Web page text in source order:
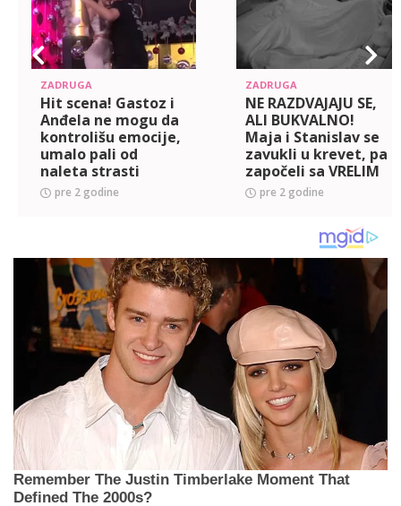
ZADRUGA
Hit scena! Gastoz i
Anđela ne mogu da
kontrolišu emocije,
umalo pali od
naleta strasti
(VIDEO)
pre 2 godine
ZADRUGA
NE RAZDVAJAJU SE,
ALI BUKVALNO!
Maja i Stanislav se
zavukli u krevet, pa
započeli sa VRELIM
initmnim dodirima!
(VIDEO 18+)
pre 2 godine